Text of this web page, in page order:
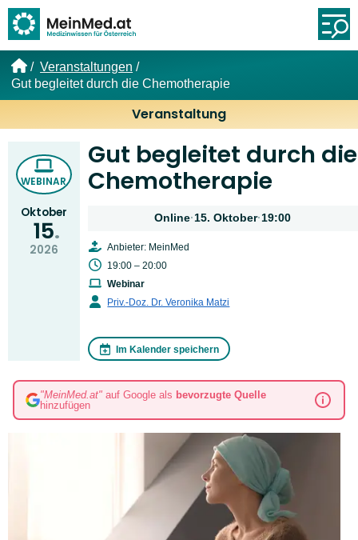
Veranstaltungen
Gut begleitet durch die Chemotherapie
Veranstaltung
WEBINAR
Oktober
15
2026
Gut begleitet durch die
Chemotherapie
Online·15. Oktober·19:00
Anbieter: MeinMed
19:00 – 20:00
Webinar
Priv.-Doz. Dr. Veronika Matzi
Im Kalender speichern
"MeinMed.at" auf Google als bevorzugte Quelle
hinzufügen